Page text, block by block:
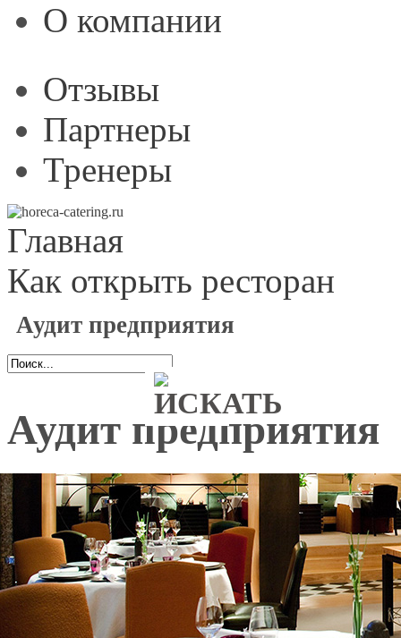
О компании
Отзывы
Партнеры
Тренеры
Главная
Как открыть ресторан
Аудит предприятия
Аудит предприятия